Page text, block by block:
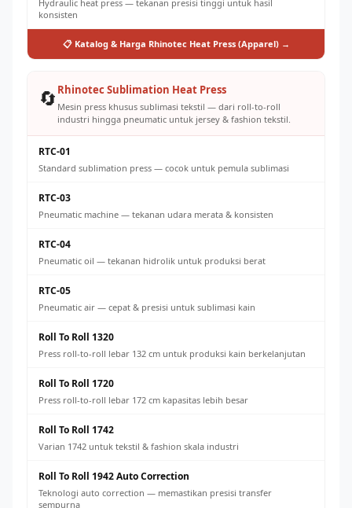
Hydraulic heat press — tekanan presisi tinggi untuk hasil
konsisten
📋 Katalog & Harga Rhinotec Heat Press (Apparel) →
🔄 Rhinotec Sublimation Heat Press
Mesin press khusus sublimasi tekstil — dari roll-to-roll
industri hingga pneumatic untuk jersey & fashion tekstil.
RTC-01
Standard sublimation press — cocok untuk pemula sublimasi
RTC-03
Pneumatic machine — tekanan udara merata & konsisten
RTC-04
Pneumatic oil — tekanan hidrolik untuk produksi berat
RTC-05
Pneumatic air — cepat & presisi untuk sublimasi kain
Roll To Roll 1320
Press roll-to-roll lebar 132 cm untuk produksi kain berkelanjutan
Roll To Roll 1720
Press roll-to-roll lebar 172 cm kapasitas lebih besar
Roll To Roll 1742
Varian 1742 untuk tekstil & fashion skala industri
Roll To Roll 1942 Auto Correction
Teknologi auto correction — memastikan presisi transfer
sempurna